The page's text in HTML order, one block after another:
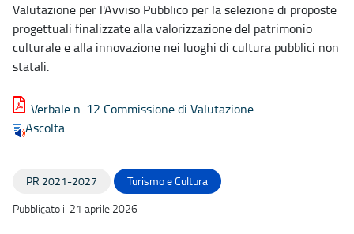
Valutazione per l'Avviso Pubblico per la selezione di proposte
progettuali finalizzate alla valorizzazione del patrimonio
culturale e alla innovazione nei luoghi di cultura pubblici non
statali.
Verbale n. 12 Commissione di Valutazione
Ascolta
PR 2021-2027
Turismo e Cultura
Pubblicato il 21 aprile 2026